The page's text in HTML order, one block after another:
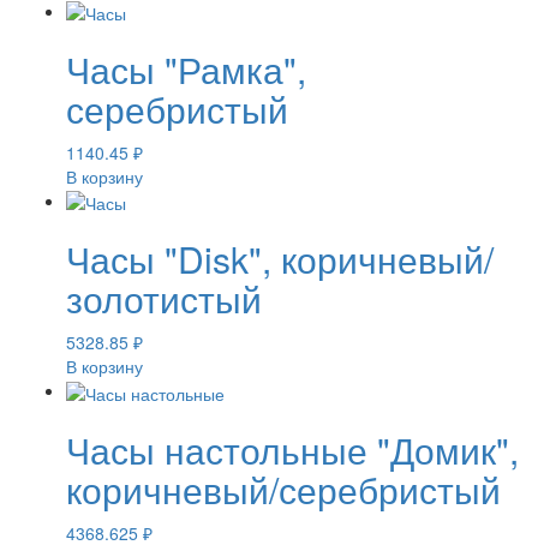
Часы "Рамка",
серебристый
1140.45 ₽
В корзину
Часы "Disk", коричневый/
золотистый
5328.85 ₽
В корзину
Часы настольные "Домик",
коричневый/серебристый
4368.625 ₽